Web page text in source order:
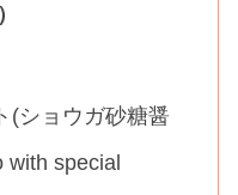
(ショウガ砂糖醤
with special